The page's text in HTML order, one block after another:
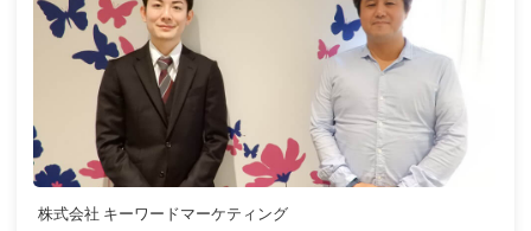
株式会社 キーワードマーケティング